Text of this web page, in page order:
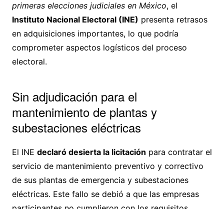
primeras elecciones judiciales en México, el
Instituto Nacional Electoral (INE) presenta retrasos
en adquisiciones importantes, lo que podría
comprometer aspectos logísticos del proceso
electoral.
Sin adjudicación para el
mantenimiento de plantas y
subestaciones eléctricas
El INE declaró desierta la licitación para contratar el
servicio de mantenimiento preventivo y correctivo
de sus plantas de emergencia y subestaciones
eléctricas. Este fallo se debió a que las empresas